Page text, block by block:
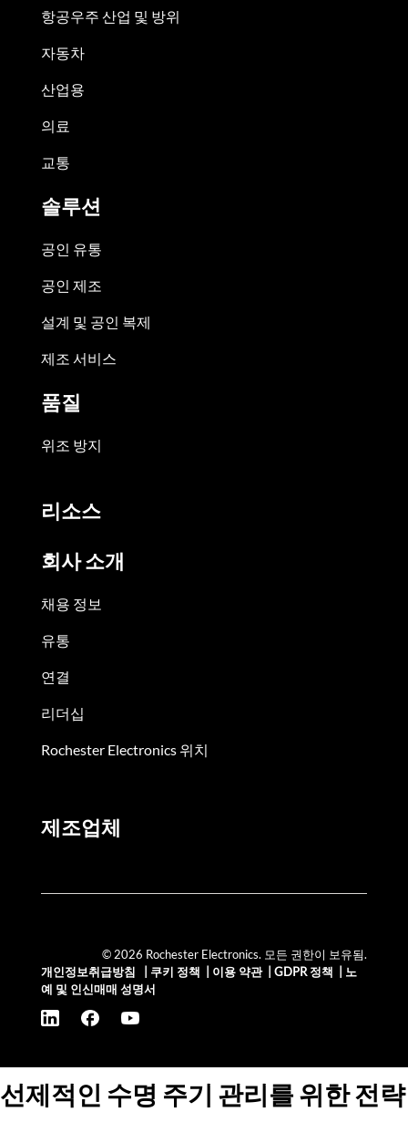
항공우주 산업 및 방위
자동차
산업용
의료
교통
솔루션
공인 유통
공인 제조
설계 및 공인 복제
제조 서비스
품질
위조 방지
리소스
회사 소개
채용 정보
유통
연결
리더십
Rochester Electronics 위치
제조업체
© 2026 Rochester Electronics. 모든 권한이 보유됨.
개인정보취급방침
쿠키 정책 이용 약관| GDPR 정책
노
예 및 인신매매 성명서
선제적인 수명 주기 관리를 위한 전략